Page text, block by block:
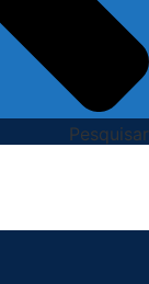
Pesquisar